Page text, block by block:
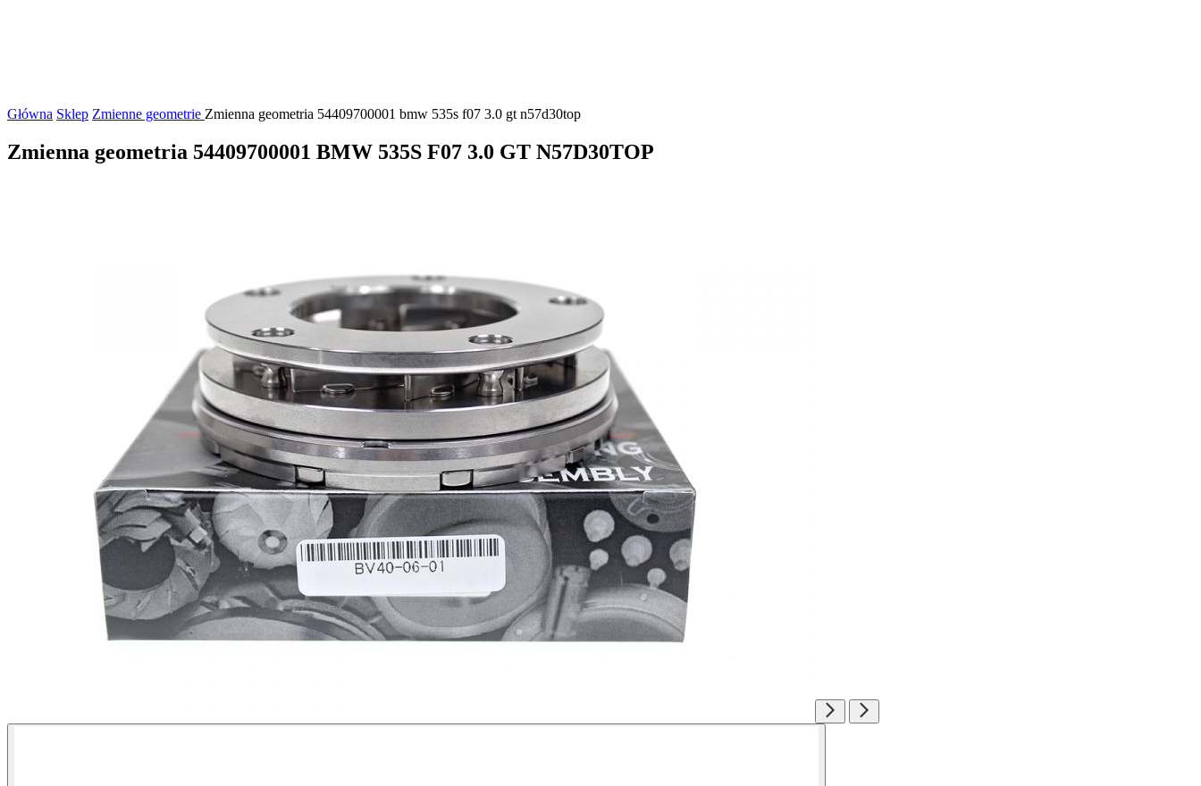
Główna Sklep Zmienne geometrie Zmienna geometria 54409700001 bmw 535s f07 3.0 gt n57d30top
Zmienna geometria 54409700001 BMW 535S F07 3.0 GT N57D30TOP